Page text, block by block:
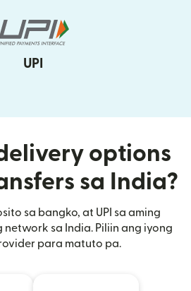
UPI
options
sa India?
sa bangko, at UPI sa aming
sa India. Piliin ang iyong
para matuto pa.